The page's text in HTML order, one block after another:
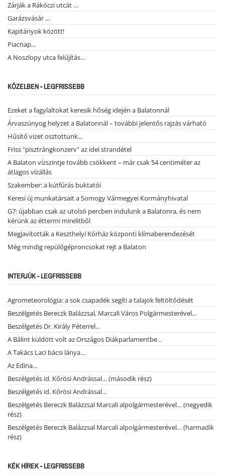
Zárják a Rákóczi utcát …
Garázsvásár …
Kapitányok között!
Piacnap...
A Noszlopy utca felújítás…
KÖZELBEN - LEGFRISSEBB
Ezeket a fagylaltokat keresik hőség idején a Balatonnál
Árvaszúnyog helyzet a Balatonnál – további jelentős rajzás várható
Hűsítő vizet osztottunk...
Friss "pisztrángkonzerv" az idei strandétel
A Balaton vízszintje tovább csökkent – már csak 54 centiméter az
átlagos vízállás
Szakember: a kútfúrás buktatói
Keresi új munkatársait a Somogy Vármegyei Kormányhivatal
G7: újabban csak az utolsó percben indulunk a Balatonra, és nem
kérünk az éttermi mirelitből
Megjavították a Keszthelyi Kórház központi klímaberendezését
Még mindig repülőgéproncsokat rejt a Balaton
INTERJÚK - LEGFRISSEBB
Agrometeorológia: a sok csapadék segíti a talajok feltöltődését
Beszélgetés Bereczk Balázzsal, Marcali Város Polgármesterével…
Beszélgetés Dr. Király Péterrel…
A Bálint küldött volt az Országos Diákparlamentbe…
A Takács Laci bácsi lánya…
Az Edina…
Beszélgetés id. Kőrösi Andrással… (második rész)
Beszélgetés id. Kőrösi Andrással…
Beszélgetés Bereczk Balázzsal Marcali alpolgármesterével… (negyedik
rész)
Beszélgetés Bereczk Balázzsal Marcali alpolgármesterével… (harmadik
rész)
KÉK HÍREK - LEGFRISSEBB